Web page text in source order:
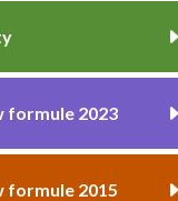
formule 2023
formule 2015